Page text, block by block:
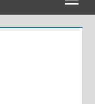
Menu